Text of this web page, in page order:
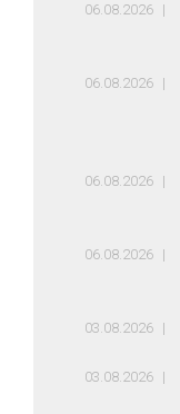
06.08.2026
06.08.2026
06.08.2026
06.08.2026
03.08.2026
03.08.2026